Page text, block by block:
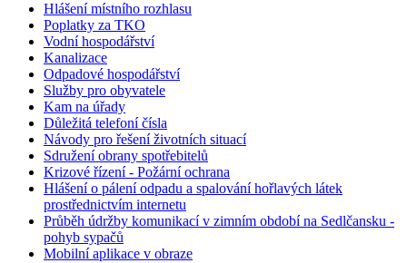
Hlášení místního rozhlasu
Poplatky za TKO
Vodní hospodářství
Kanalizace
Odpadové hospodářství
Služby pro obyvatele
Kam na úřady
Důležitá telefoní čísla
Návody pro řešení životních situací
Sdružení obrany spotřebitelů
Krizové řízení - Požární ochrana
Hlášení o pálení odpadu a spalování hořlavých látek
prostřednictvím internetu
Průběh údržby komunikací v zimním období na Sedlčansku -
pohyb sypačů
Mobilní aplikace v obraze